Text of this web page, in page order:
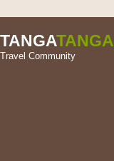
TANGATANGA
Travel Community